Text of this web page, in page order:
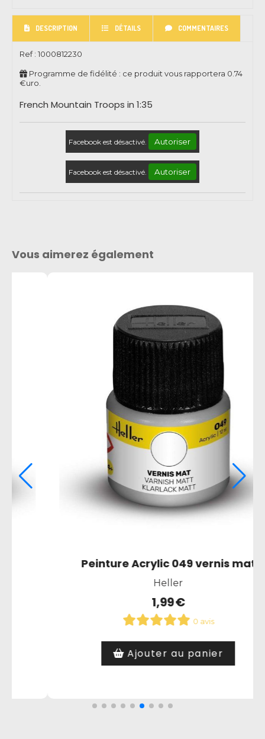
DESCRIPTION DÉTAILS COMMENTAIRES
Ref : 1000812230
Programme de fidélité : ce produit vous rapportera 0.74
€uro.
French Mountain Troops in 1:35
Facebook est désactivé. Autoriser
Facebook est désactivé. Autoriser
Vous aimerez également
Peinture Acrylic 033 noir mat
Heller
1,99€
0 avis
Article hors stock